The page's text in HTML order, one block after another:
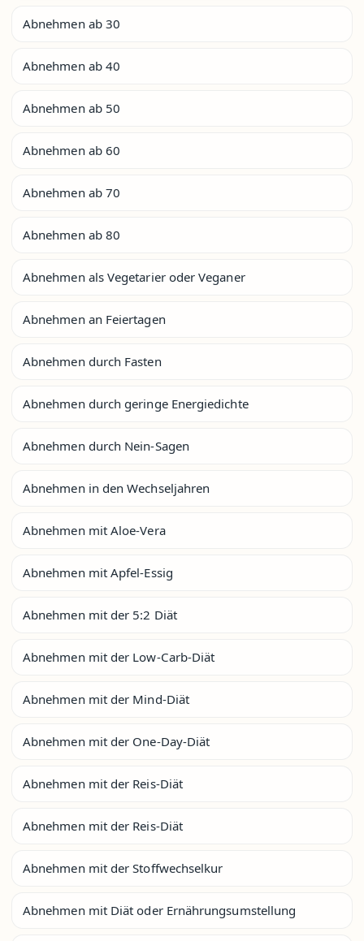
Abnehmen ab 30
Abnehmen ab 40
Abnehmen ab 50
Abnehmen ab 60
Abnehmen ab 70
Abnehmen ab 80
Abnehmen als Vegetarier oder Veganer
Abnehmen an Feiertagen
Abnehmen durch Fasten
Abnehmen durch geringe Energiedichte
Abnehmen durch Nein-Sagen
Abnehmen in den Wechseljahren
Abnehmen mit Aloe-Vera
Abnehmen mit Apfel-Essig
Abnehmen mit der 5:2 Diät
Abnehmen mit der Low-Carb-Diät
Abnehmen mit der Mind-Diät
Abnehmen mit der One-Day-Diät
Abnehmen mit der Reis-Diät
Abnehmen mit der Reis-Diät
Abnehmen mit der Stoffwechselkur
Abnehmen mit Diät oder Ernährungsumstellung